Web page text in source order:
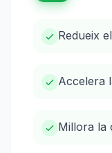
Redueix
Accelera
Millora la